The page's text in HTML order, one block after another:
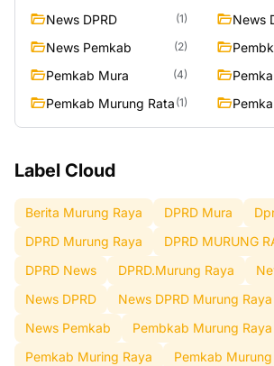
News DPRD (1)
News
News Pemkab (2)
Pemkab Mura (4)
Pemkab Murung Rata (1)
Label Cloud
Berita Murung Raya DPRD Mura
DPRD Murung Raya
DPRD MURUNG
DPRD News
DPRD.Murung Raya
News DPRD
News DPRD Murung Raya
News Pemkab
Pembkab Murung Raya
Pemkab Muring Raya
Pemkab Murung